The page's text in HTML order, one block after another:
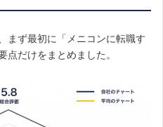
まず最初に「メニコンに転職す
点だけをまとめました。